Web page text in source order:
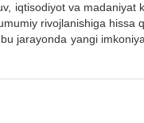
iqtisodiyot va madaniyat
rivojlanishiga hissa
jarayonda yangi